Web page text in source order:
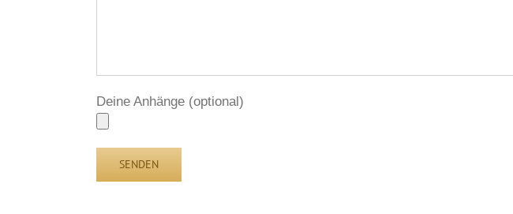
Deine Anhänge (optional)